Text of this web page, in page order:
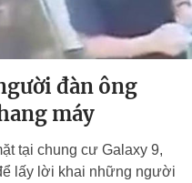
đàn ông
máy
tại chung cư Galaxy 9,
lấy lời khai những người